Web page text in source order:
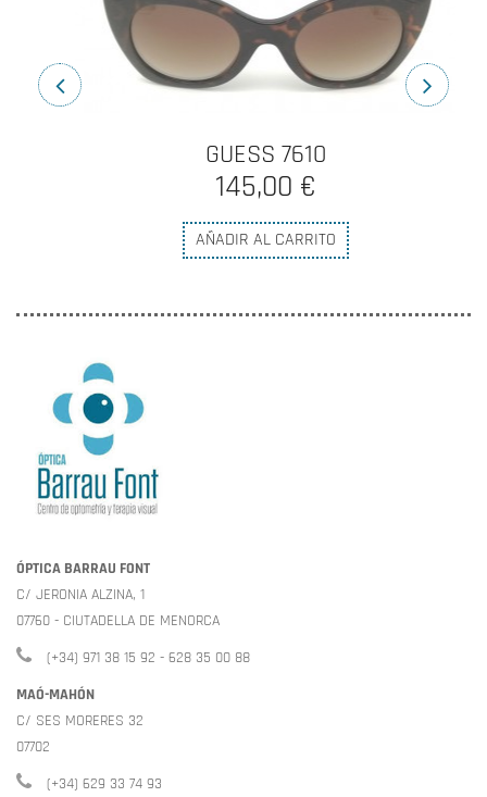
GUESS 7610
145,00 €
AÑADIR AL CARRITO
ÓPTICA BARRAU FONT
C/ JERONIA ALZINA, 1
07760 - CIUTADELLA DE MENORCA
(+34) 971 38 15 92 - 628 35 00 88
MAÓ-MAHÓN
C/ SES MORERES 32
07702
(+34) 629 33 74 93